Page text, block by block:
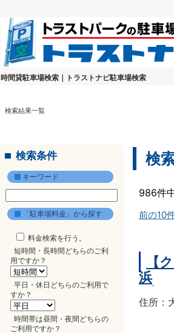
時間貸駐車場検索｜トラストナビ駐車場検索
検索結果一覧
検索条件
キーワード
「駐車場料金」から探す
料金検索を行う。
短時間・長時間どちらのご利
用ですか？
平日・休日どちらのご利用で
すか？
時間帯は昼間・夜間どちらの
ご利用ですか？
検
986件
前の10
【
浜
住所：